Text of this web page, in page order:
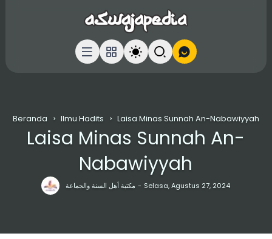
Beranda Ilmu Hadits Laisa Minas Sunnah An-Nabawiyyah
مكتبة أهل السنة والجماعة Selasa, Agustus 27, 2024
Laisa Minas Sunnah An-
Nabawiyyah